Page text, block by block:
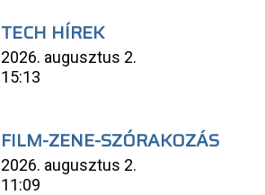
TECH HÍREK
2026. augusztus 2.
15:13
FILM-ZENE-SZÓRAKOZÁS
2026. augusztus 2.
11:09